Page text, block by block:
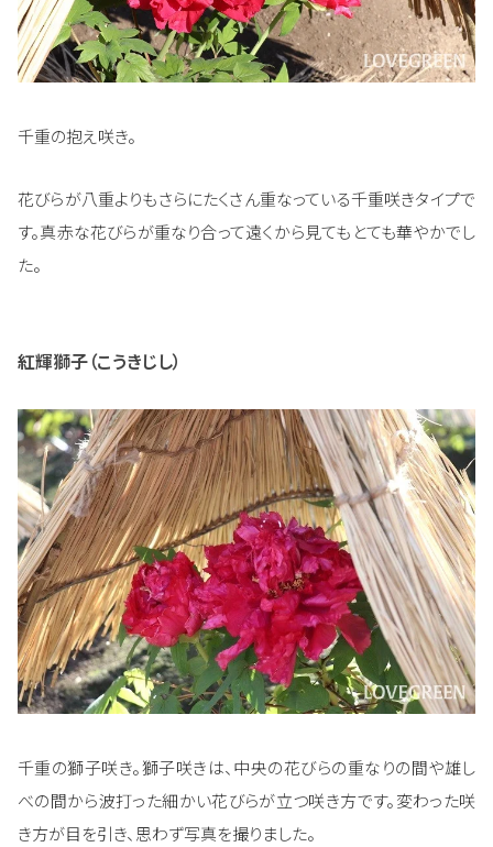
千重の抱え咲き。
花びらが八重よりもさらにたくさん重なっている千重咲きタイプで
す。真赤な花びらが重なり合って遠くから見てもとても華やかでし
た。
紅輝獅子（こうきじし）
千重の獅子咲き。獅子咲きは、中央の花びらの重なりの間や雄し
べの間から波打った細かい花びらが立つ咲き方です。変わった咲
き方が目を引き、思わず写真を撮りました。